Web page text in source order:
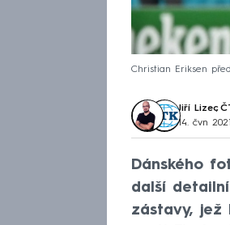
Christian Eriksen
Jiří Lizec,
14. čvn
Dánského
další
zástavy, jež